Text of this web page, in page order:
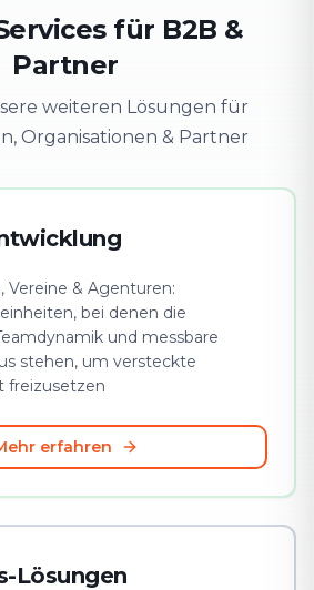
für B2B &
Partner
weiteren Lösungen für
Organisationen & Partner
Vereine & Agenturen:
bei denen die
und messbare
stehen, um versteckte
freizusetzen
erfahren
Lösungen